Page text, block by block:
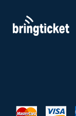
Zum